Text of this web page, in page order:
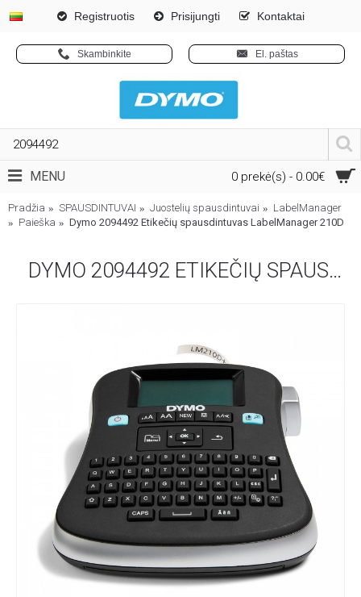
Registruotis Prisijungti Kontaktai
Skambinkite El. paštas
0 prekė(s) - 0.00€
MENU
Pradžia SPAUSDINTUVAI Juostelių spausdintuvai
LabelManager
Paieška
Dymo 2094492 Etikečių spausdintuvas LabelManager 210D
DYMO 2094492 ETIKEČIŲ SPAUSDINTUVAS LABELMANAGER 210D